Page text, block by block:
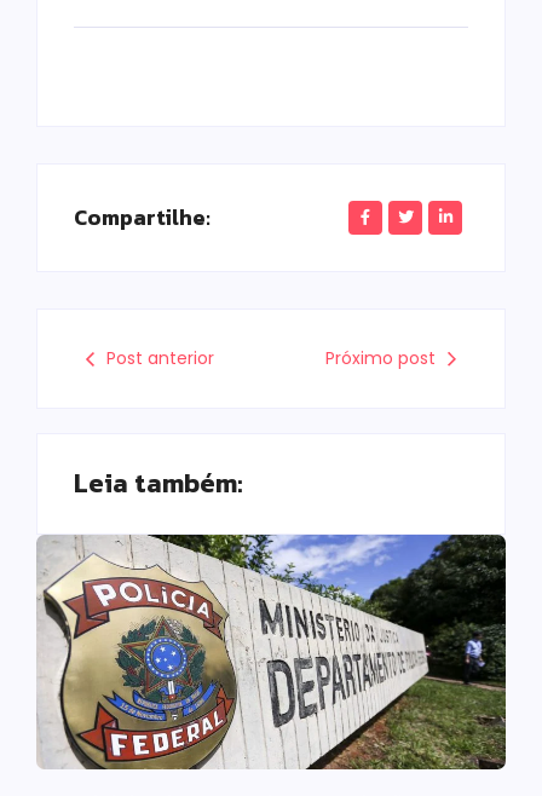
Compartilhe:
Post anterior Próximo post
Leia também: